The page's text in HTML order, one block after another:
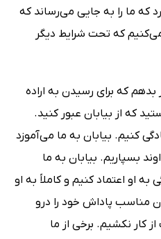
که ما را به جایی می‌رساند که
که تحت شرایط دیگر
که برای رسیدن به اراده‌
که از بیابان عبور کنید.
کنیم. بیابان به ما می‌آموزد
بسپاریم. بیابان به ما
به او اعتماد کنیم و کاملاً به او
مناسب پاداش خود را درو
کار نکشیم. برخی از ما